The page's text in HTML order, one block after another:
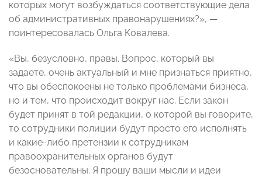
которых могут возбуждаться соответствующие дела
об административных правонарушениях?», —
поинтересовалась Ольга Ковалева.
«Вы, безусловно, правы. Вопрос, который вы
задаете, очень актуальный и мне признаться приятно,
что вы обеспокоены не только проблемами бизнеса,
но и тем, что происходит вокруг нас. Если закон
будет принят в той редакции, о которой вы говорите,
то сотрудники полиции будут просто его исполнять
и какие-либо претензии к сотрудникам
правоохранительных органов будут
безосновательны. Я прошу ваши мысли и идеи